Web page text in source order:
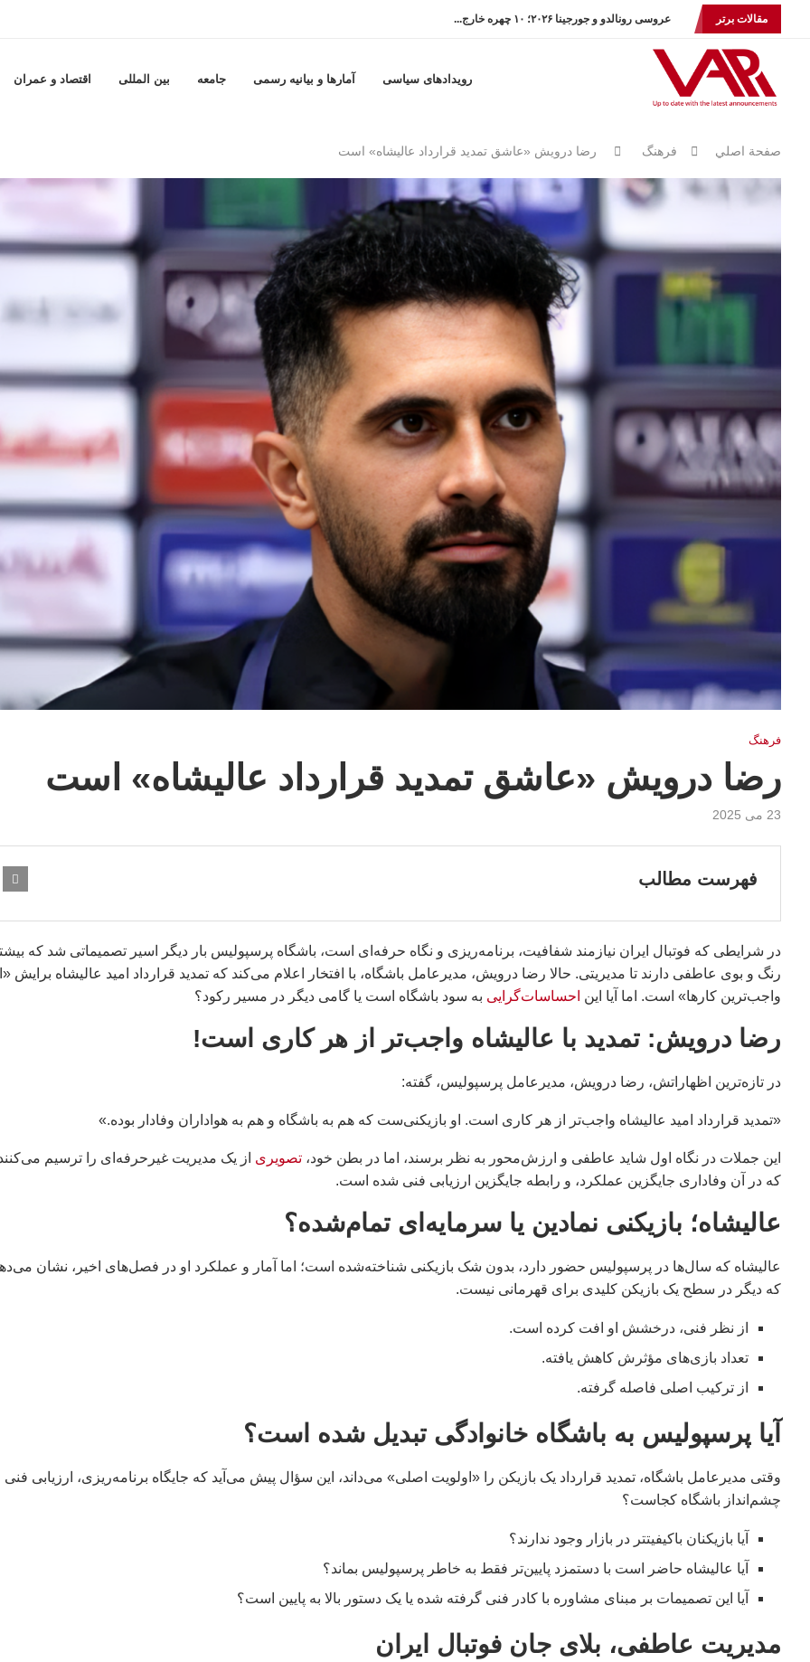
مقالات برتر عروسی رونالدو و جورجینا ۲۰۲۶؛ ۱۰ چهره خارج...
رویدادهای سیاسی آمارها و بيانيه رسمى جامعه بين المللى اقتصاد و عمران
صفحة اصلي فرهنگ رضا درويش «عاشق تمدید قرارداد عالیشاه» است
فرهنگ
رضا درويش «عاشق تمدید قرارداد عالیشاه» است
23 می 2025
فهرست مطالب
در شرایطی که فوتبال ایران نیازمند شفافیت، برنامه‌ریزی و نگاه حرفه‌ای است، باشگاه پرسپولیس بار دیگر اسیر تصمیماتی شد که
رنگ و بوی عاطفی دارند تا مدیریتی. حالا رضا درویش، مدیرعامل باشگاه، با افتخار اعلام می‌کند که تمدید قرارداد امید عالیشاه برایش
واجب‌ترین کارها» است. اما آیا این احساسات‌گرایی به سود باشگاه است یا گامی دیگر در مسیر رکود؟
رضا درویش: تمدید با عالیشاه واجب‌تر از هر کاری است!
در تازه‌ترین اظهاراتش، رضا درویش، مدیرعامل پرسپولیس، گفته:
«تمدید قرارداد امید عالیشاه واجب‌تر از هر کاری است. او بازیکنی‌ست که هم به باشگاه و هم به هواداران وفادار بوده.»
این جملات در نگاه اول شاید عاطفی و ارزش‌محور به نظر برسند، اما در بطن خود، تصویری از یک مدیریت غیرحرفه‌ای را ترسیم
که در آن وفاداری جایگزین عملکرد، و رابطه جایگزین ارزیابی فنی شده است.
عالیشاه؛ بازیکنی نمادین یا سرمایه‌ای تمام‌شده؟
عالیشاه که سال‌ها در پرسپولیس حضور دارد، بدون شک بازیکنی شناخته‌شده است؛ اما آمار و عملکرد او در فصل‌های اخیر، نشان
که دیگر در سطح یک بازیکن کلیدی برای قهرمانی نیست.
از نظر فنی، درخشش او افت کرده است.
تعداد بازی‌های مؤثرش کاهش یافته.
از ترکیب اصلی فاصله گرفته.
آیا پرسپولیس به باشگاه خانوادگی تبدیل شده است؟
وقتی مدیرعامل باشگاه، تمدید قرارداد یک بازیکن را «اولویت اصلی» می‌داند، این سؤال پیش می‌آید که جایگاه برنامه‌ریزی، ارزیابی فنی
چشم‌انداز باشگاه کجاست؟
آیا بازیکنان باکیفیتتر در بازار وجود ندارند؟
آیا عالیشاه حاضر است با دستمزد پایین‌تر فقط به خاطر پرسپولیس بماند؟
آیا این تصمیمات بر مبنای مشاوره با کادر فنی گرفته شده یا یک دستور بالا به پایین است؟
مدیریت عاطفی، بلای جان فوتبال ایران